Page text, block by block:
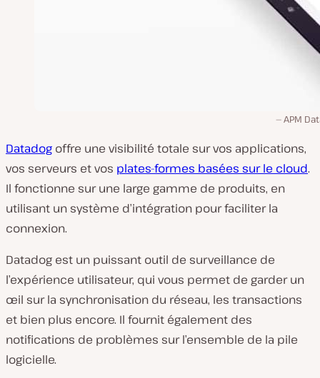
APM
Datadog offre une visibilité totale sur vos applications,
vos serveurs et vos plates-formes basées sur le cloud.
Il fonctionne sur une large gamme de produits, en
utilisant un système d’intégration pour faciliter la
connexion.
Datadog est un puissant outil de surveillance de
l’expérience utilisateur, qui vous permet de garder un
œil sur la synchronisation du réseau, les transactions
et bien plus encore. Il fournit également des
notifications de problèmes sur l’ensemble de la pile
logicielle.